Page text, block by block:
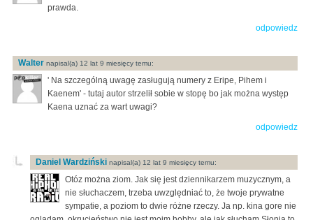
prawda.
odpowiedz
Walter napisal(a) 12 lat 9 miesięcy temu:
' Na szczególną uwagę zasługują numery z Eripe, Pihem i
Kaenem' - tutaj autor strzelił sobie w stopę bo jak można występ
Kaena uznać za wart uwagi?
odpowiedz
Daniel Wardziński napisal(a) 12 lat 9 miesięcy temu:
Otóz można ziom. Jak się jest dziennikarzem muzycznym, a
nie słuchaczem, trzeba uwzględniać to, że twoje prywatne
sympatie, a poziom to dwie różne rzeczy. Ja np. kina gore nie